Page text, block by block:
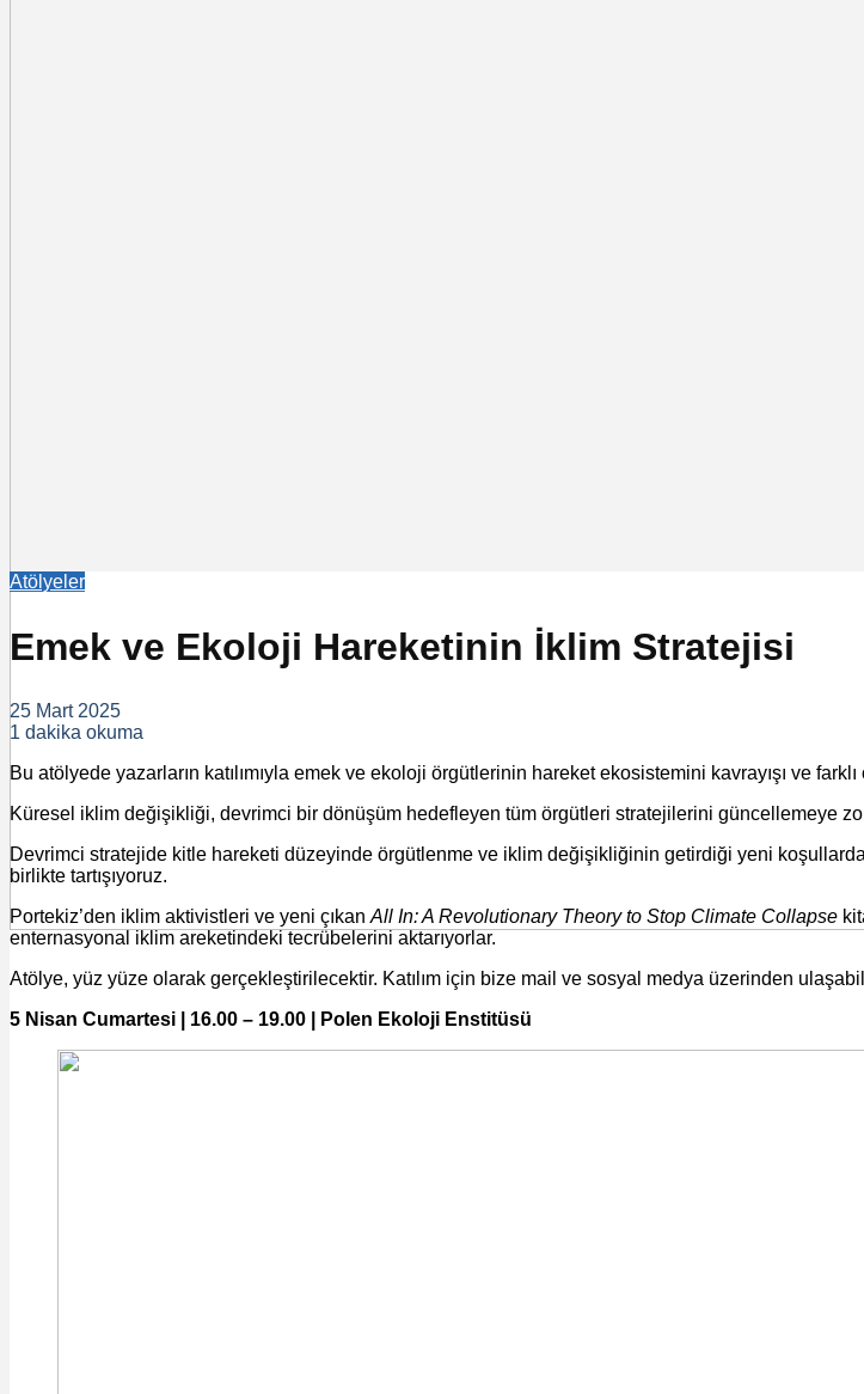
Atölyeler
Emek ve Ekoloji Hareketinin İklim Stratejisi
25 Mart 2025
1 dakika okuma
Bu atölyede yazarların katılımıyla emek ve ekoloji örgütlerinin hareket ekosistemini kavrayışı ve
Küresel iklim değişikliği, devrimci bir dönüşüm hedefleyen tüm örgütleri stratejilerini güncellemeye
Devrimci stratejide kitle hareketi düzeyinde örgütlenme ve iklim değişikliğinin getirdiği yeni
birlikte tartışıyoruz.
Portekiz’den iklim aktivistleri ve yeni çıkan All In: A Revolutionary Theory to Stop Climate Collapse
enternasyonal iklim areketindeki tecrübelerini aktarıyorlar.
Atölye, yüz yüze olarak gerçekleştirilecektir. Katılım için bize mail ve sosyal medya üzerinden
5 Nisan Cumartesi | 16.00 – 19.00 | Polen Ekoloji Enstitüsü